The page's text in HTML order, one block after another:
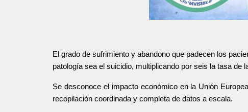
El grado de sufrimiento y abandono que padecen los
patología sea el suicidio, multiplicando por seis la tasa de
Se desconoce el impacto económico en la Unión
recopilación coordinada y completa de datos a escala.